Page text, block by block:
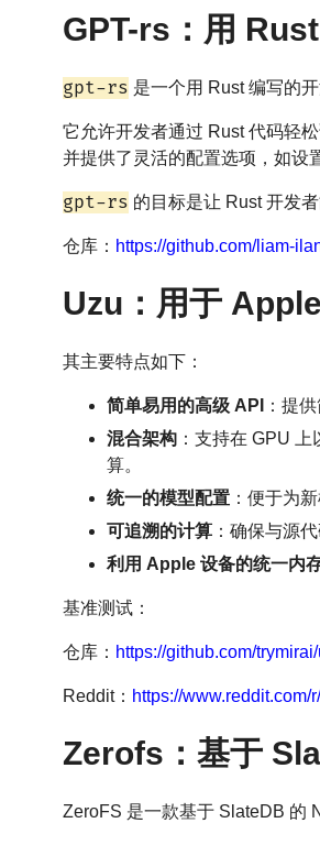
GPT-rs：用
gpt-rs 是一个用 Rust 编写的
它允许开发者通过 Rust 代码轻
并提供了灵活的配置选项，如设
gpt-rs 的目标是让 Rust 开发
仓库： https://github.com/liam-
Uzu：用于
其主要特点如下：
简单易用的高级 API
：提
混合架构 ：支持在 GPU
算。
统一的模型配置 ：便于为
可追溯的计算 ：确保与源
利用 Apple 设备的统一内
基准测试：
仓库： https://github.com/
Reddit： https://
Zerofs：基于
ZeroFS 是一款基于 SlateDB 的